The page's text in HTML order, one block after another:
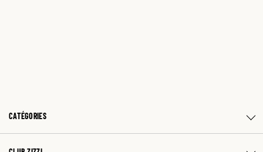
CATÉGORIES